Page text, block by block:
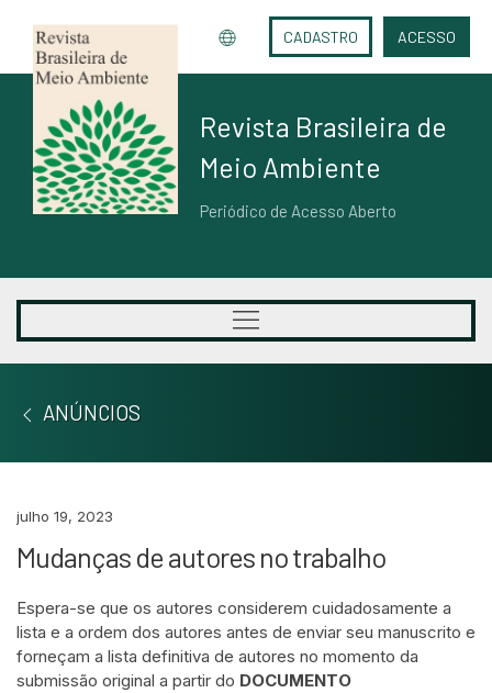
CADASTRO ACESSO
Revista Brasileira de
Meio Ambiente
Periódico de Acesso Aberto
ANÚNCIOS
julho 19, 2023
Mudanças de autores no trabalho
Espera-se que os autores considerem cuidadosamente a
lista e a ordem dos autores antes de enviar seu manuscrito e
forneçam a lista definitiva de autores no momento da
submissão original a partir do DOCUMENTO